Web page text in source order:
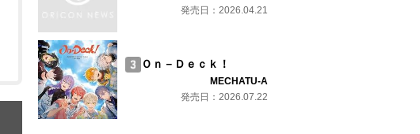
発売日：2026.04.21
Ｏｎ－Ｄｅｃｋ！
MECHATU-A
発売日：2026.07.22